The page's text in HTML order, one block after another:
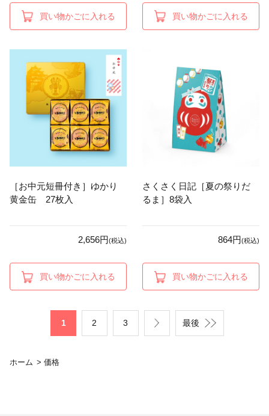
買い物かごに入れる 買い物かごに入れる
［お中元短冊付き］ゆかり
黄金缶 27枚入
2,656円(税込)
買い物かごに入れる
さくさく日記［夏の祭りだ
るま］8袋入
864円(税込)
買い物かごに入れる
1 2 3 最後
ホーム > 価格